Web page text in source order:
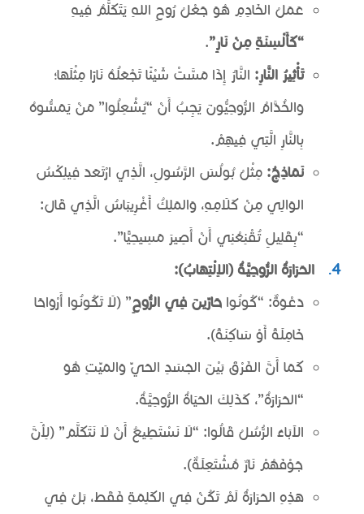
عَمَلُ الخَادِمِ هُوَ جَعْلُ رُوحِ اللهِ يَتَكَلَّمُ فِيهِ
“كَأَلْسِنَةٍ مِنْ نَارٍ”.
تَأْثِيرُ النَّارِ: النَّارُ إِذَا مَسَّتْ شَيْئًا تَجْعَلُهُ نَارًا مِثْلَهَا؛
وَالخُدَّامُ الرُّوحِيُّونَ يَجِبُ أَنْ “يُشْعِلُوا” مَنْ يَمَسُّوهُ
بِالنَّارِ الَّتِي فِيهِمْ.
نَمَاذِجُ: مِثْلُ بُولُسَ الرَّسُولِ، الَّذِي ارْتَعَدَ فِيلِكْسُ
الوَالِي مِنْ كَلَامِهِ، وَالمَلِكُ أَغْرِيبَاسُ الَّذِي قَالَ:
“بِقَلِيلٍ تُقْنِعُنِي أَنْ أَصِيرَ مَسِيحِيًّا”.
الحَرَارَةُ الرُّوحِيَّةُ (الاِلْتِهَابُ):
دَعْوَةٌ: “كُونُواحَارِّينَ فِي الرُّوحِ” (لَا تَكُونُوا أَرْوَاحًا
خَامِلَةً أَوْ سَاكِنَةً).
كَمَا أَنَّ الفَرْقَ بَيْنَ الجَسَدِ الحَيِّ وَالمَيِّتِ هُوَ
“الحَرَارَةُ”، كَذَلِكَ الحَيَاةُ الرُّوحِيَّةُ.
الآبَاءُ الرُّسُلُ قَالُوا: “لَا نَسْتَطِيعُ أَنْ لَا نَتَكَلَّمَ” (لِأَنَّ
جَوْفَهُمْ نَارٌ مُشْتَعِلَةٌ).
هَذِهِ الحَرَارَةُ لَمْ تَكُنْ فِي الكَلِمَةِ فَقَط، بَلْ فِي